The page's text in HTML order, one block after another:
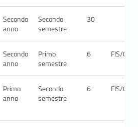
Secondo
anno
Secondo
semestre
30
Secondo
anno
Primo
semestre
6 FIS/03
Primo
anno
Secondo
semestre
6 FIS/06